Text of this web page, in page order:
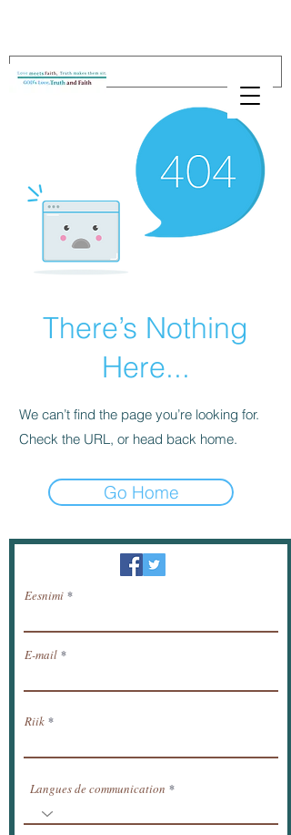
There’s Nothing
Here...
We can’t find the page you’re looking for.
Check the URL, or head back home.
Go Home
Uudiskiri / saada uudised meili teel.
Eesnimi
E-mail
Riik
Langues de communication